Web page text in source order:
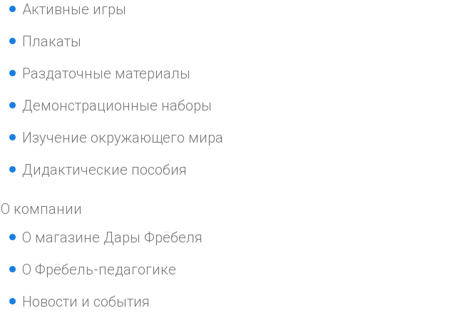
Активные игры
Плакаты
Раздаточные материалы
Демонстрационные наборы
Изучение окружающего мира
Дидактические пособия
О компании
О магазине Дары Фрёбеля
О Фрёбель-педагогике
Новости и события